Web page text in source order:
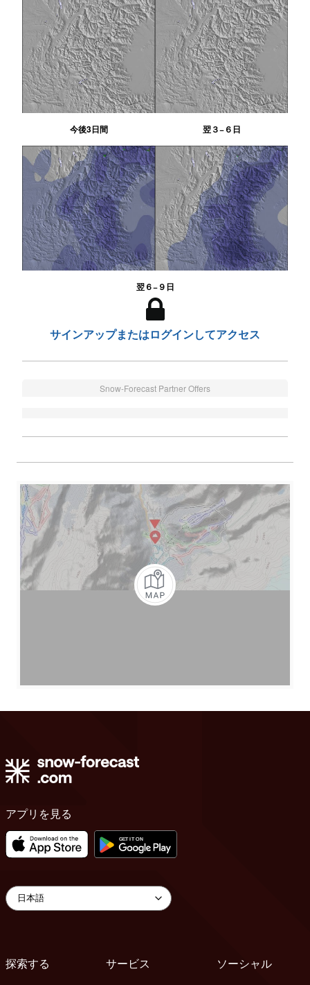
今後3日間 翌３−６日
翌６−９日
サインアップまたはログインしてアクセス
Snow-Forecast Partner Offers
アプリを見る
探索する
サービス
ソーシャル